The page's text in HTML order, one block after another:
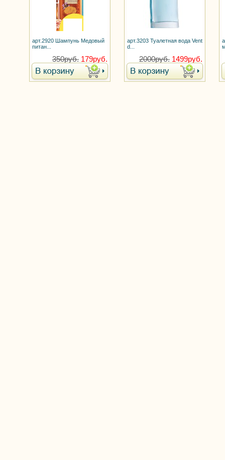
арт.2920 Шампунь Медовый
питан...
350руб. 179руб.
арт.3203 Туалетная вода Vent
d...
2000руб. 1499руб.